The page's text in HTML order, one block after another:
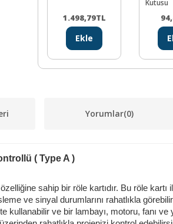
1.498,79TL
Ekle
Kutusu
Yorumlar(0)
( Type A )
sahip bir röle kartıdır. Bu röle kartı
ve sinyal durumlarını rahatlıkla
kullanabilir ve bir lambayı, motoru, fanı